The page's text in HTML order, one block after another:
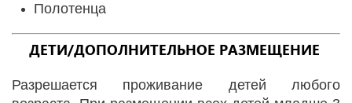
Полотенца
ДЕТИ/ДОПОЛНИТЕЛЬНОЕ РАЗМЕЩЕНИЕ
Разрешается проживание детей любого